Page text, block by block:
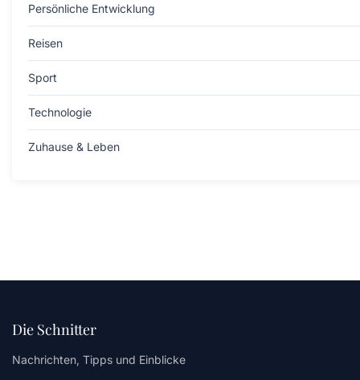
Persönliche Entwicklung
Reisen
Sport
Technologie
Zuhause & Leben
Die Schnitter
Nachrichten, Tipps und Einblicke